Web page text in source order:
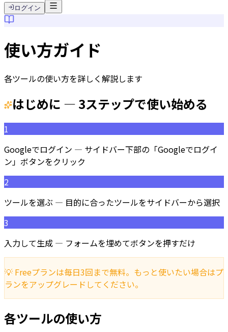
ログイン
使い方ガイド
各ツールの使い方を詳しく解説します
はじめに — 3ステップで使い始める
1
Googleでログイン — サイドバー下部の「Googleでログイ
ン」ボタンをクリック
2
ツールを選ぶ — 目的に合ったツールをサイドバーから選択
3
入力して生成 — フォームを埋めてボタンを押すだけ
💡 Freeプランは毎日3回まで無料。もっと使いたい場合はプ
ランをアップグレードしてください。
各ツールの使い方